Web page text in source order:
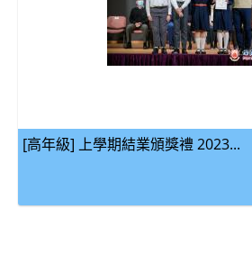
[高年級] 上學期結業頒獎禮 2023...